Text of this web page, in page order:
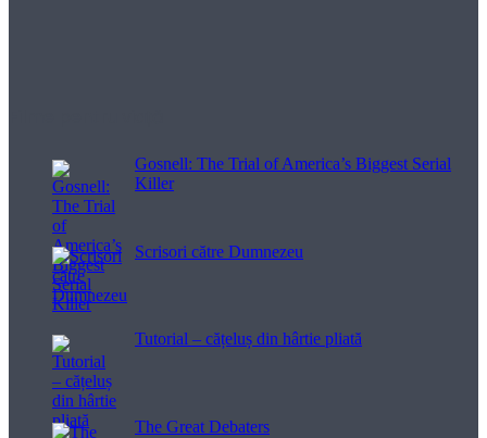
Gosnell: The Trial of America’s Biggest Serial
Killer
Scrisori către Dumnezeu
Tutorial – cățeluș din hârtie pliată
The Great Debaters